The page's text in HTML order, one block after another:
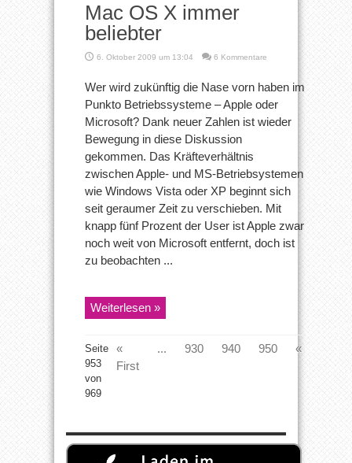
Mac OS X immer
beliebter
6. Oktober 2009 um 13:04 6 Kommentare
Wer wird zukünftig die Nase vorn haben im
Punkto Betriebssysteme – Apple oder
Microsoft? Dank neuer Zahlen ist wieder
Bewegung in diese Diskussion
gekommen. Das Kräfteverhältnis
zwischen Apple- und MS-Betriebsystemen
wie Windows Vista oder XP beginnt sich
seit geraumer Zeit zu verschieben. Mit
knapp fünf Prozent der User ist Apple zwar
noch weit von Microsoft entfernt, doch ist
zu beobachten ...
Weiterlesen »
Seite
953
von
969
«
First
... 930 940 950 « 951